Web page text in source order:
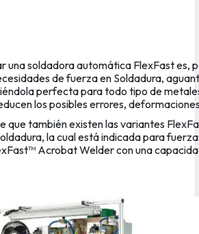
una soldadora automática FlexFast es,
de fuerza en Soldadura,
perfecta para todo tipo de
los posibles errores,
que también existen las variantes
la cual está indicada para
Acrobat Welder con una